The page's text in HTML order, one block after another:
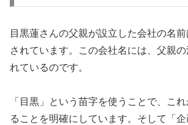
目黒蓮さんの父親が設立した会社の名
されています。この会社名には、父親
れているのです。
「目黒」という苗字を使うことで、こ
ることを明確にしています。そして「